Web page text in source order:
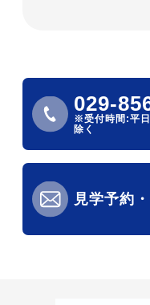
029-
※受付時間:平
除く
見学予約